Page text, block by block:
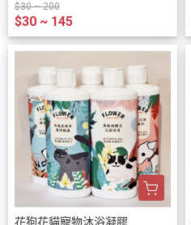
$30 ~ 200
$30 ~ 145
花狗花貓寵物沐浴凝膠